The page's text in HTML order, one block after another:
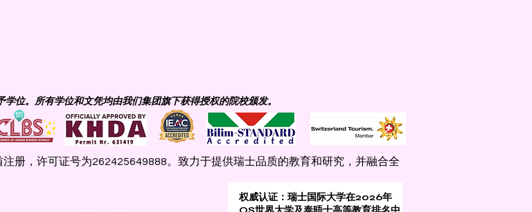
学位。所有学位和文凭均由我们集团旗下获得授权的院校颁发。
册，许可证号为262425649888。致力于提供瑞士品质的教育和研究，并融合全
权威认证：瑞士国际大学在2026年